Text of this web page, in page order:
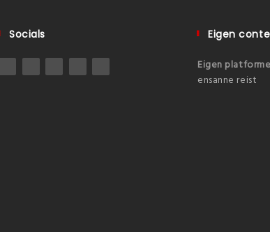
Socials Eigen
Eigen
ensanne reist